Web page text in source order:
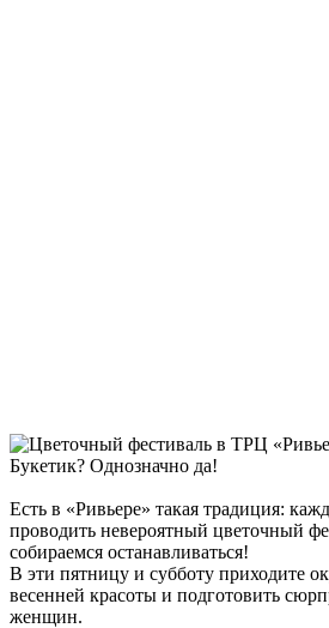
Букетик? Однозначно да!
Есть в «Ривьере» такая традиция:
проводить невероятный цветочный
собираемся останавливаться!
В эти пятницу и субботу приходите
весенней красоты и подготовить
женщин.